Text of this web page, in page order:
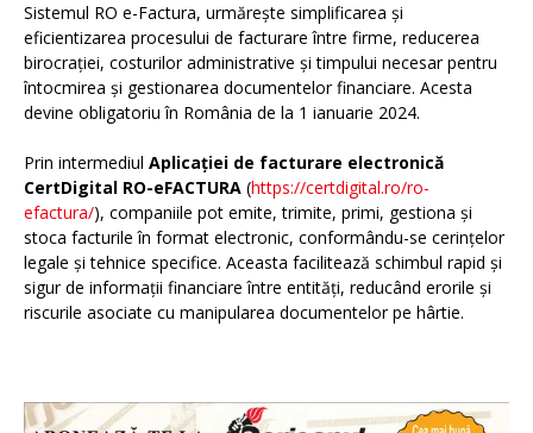
Sistemul RO e-Factura, urmărește simplificarea și
eficientizarea procesului de facturare între firme, reducerea
birocrației, costurilor administrative și timpului necesar pentru
întocmirea și gestionarea documentelor financiare. Acesta
devine obligatoriu în România de la 1 ianuarie 2024.
Prin intermediul Aplicației de facturare electronică
CertDigital RO-eFACTURA (https://certdigital.ro/ro-
efactura/), companiile pot emite, trimite, primi, gestiona și
stoca facturile în format electronic, conformându-se cerințelor
legale și tehnice specifice. Aceasta facilitează schimbul rapid și
sigur de informații financiare între entități, reducând erorile și
riscurile asociate cu manipularea documentelor pe hârtie.